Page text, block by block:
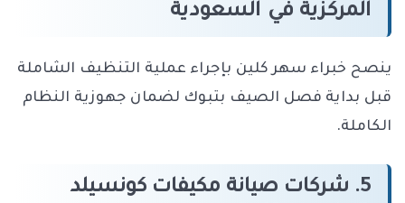
المركزية في السعودية
ينصح خبراء سهر كلين بإجراء عملية التنظيف الشاملة
قبل بداية فصل الصيف بتبوك لضمان جهوزية النظام
الكاملة.
5. شركات صيانة مكيفات كونسيلد